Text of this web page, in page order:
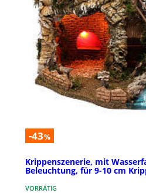
-43%
Krippenszenerie, mit
Beleuchtung, für 9-10 cm
VORRÄTIG